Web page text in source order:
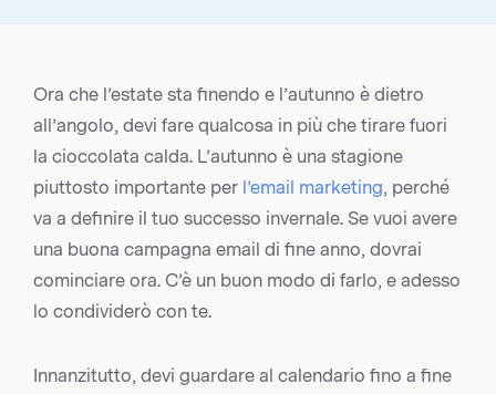
Ora che l’estate sta finendo e l’autunno è dietro
all’angolo, devi fare qualcosa in più che tirare fuori
la cioccolata calda. L’autunno è una stagione
piuttosto importante per l’email marketing, perché
va a definire il tuo successo invernale. Se vuoi avere
una buona campagna email di fine anno, dovrai
cominciare ora. C’è un buon modo di farlo, e adesso
lo condividerò con te.
Innanzitutto, devi guardare al calendario fino a fine